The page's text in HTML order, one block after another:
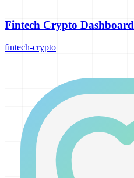
Fintech Crypto Dashboard
fintech-crypto